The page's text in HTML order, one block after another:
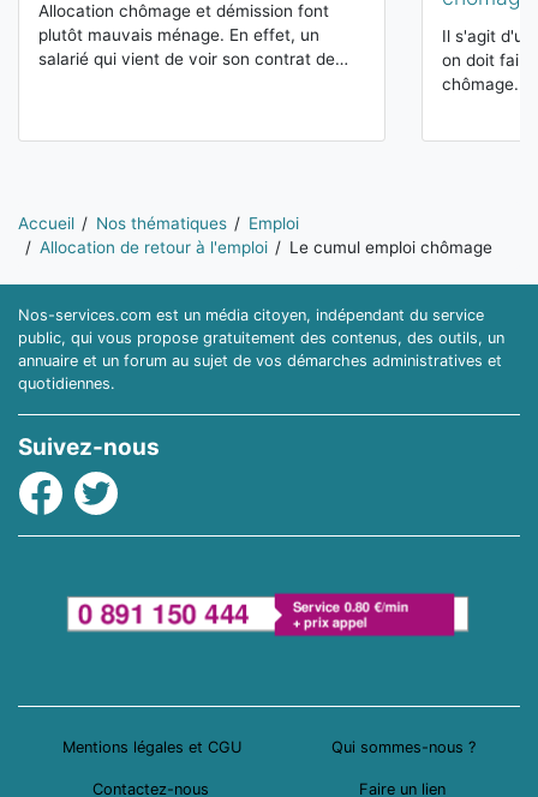
Allocation chômage et démission font
plutôt mauvais ménage. En effet, un
salarié qui vient de voir son contrat de…
Il s'agit
on doit
chômage.
Vous êtes ici:
Accueil Nos thématiques
Emploi
Allocation de retour à l'emploi
Le cumul emploi chômage
Nos-services.com est un média citoyen, indépendant du service
public, qui vous propose gratuitement des contenus, des outils, un
annuaire et un forum au sujet de vos démarches administratives et
quotidiennes.
Suivez-nous
Facebook
Twitter
Mentions légales et CGU Qui sommes-nous ?
Contactez-nous Faire un lien